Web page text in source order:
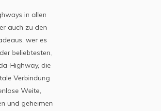
in allen
auch zu den
wer es
beliebtesten,
Highway, die
Verbindung
Weite,
und geheimen